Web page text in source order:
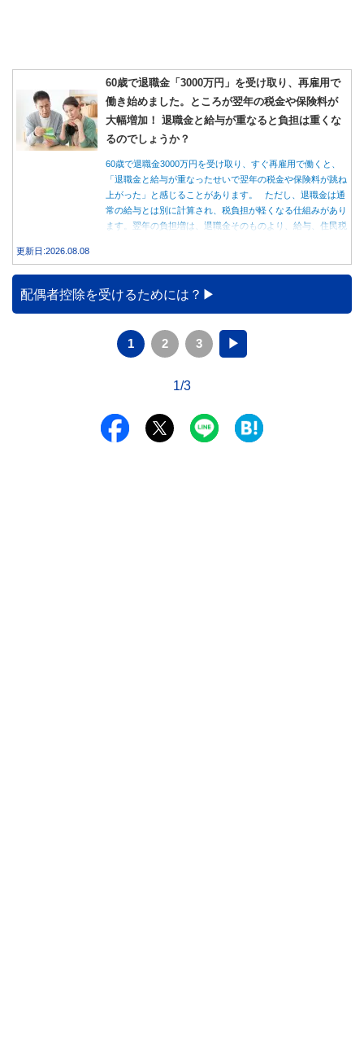
60歳で退職金「3000万円」を受け取り、再雇用で
働き始めました。ところが翌年の税金や保険料が
大幅増加！ 退職金と給与が重なると負担は重くな
るのでしょうか？
60歳で退職金3000万円を受け取り、すぐ再雇用で働くと、
「退職金と給与が重なったせいで翌年の税金や保険料が跳ね
上がった」と感じることがあります。 ただし、退職金は通
常の給与とは別に計算され、税負担が軽くなる仕組みがあり
ます。翌年の負担増は、退職金そのものより、給与、住民税
更新日:2026.08.08
配偶者控除を受けるためには？
1 2 3 ▶
1/3